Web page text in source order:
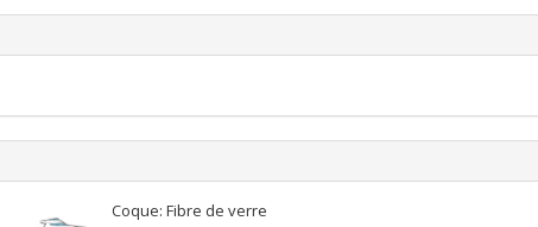
Coque: Fibre de verre